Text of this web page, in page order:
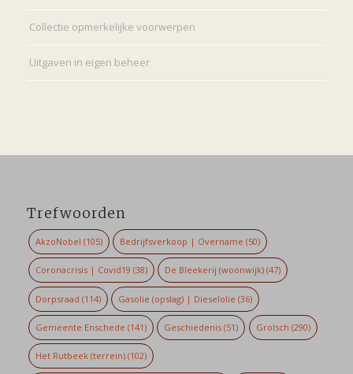
Collectie opmerkelijke voorwerpen
Uitgaven in eigen beheer
Trefwoorden
AkzoNobel (105) Bedrijfsverkoop | Overname (50)
Coronacrisis | Covid19 (38) De Bleekerij (woonwijk) (47)
Dorpsraad (114) Gasolie (opslag) | Dieselolie (36)
Gemeente Enschede (141) Geschiedenis (51) Grolsch (290)
Het Rutbeek (terrein)(102)